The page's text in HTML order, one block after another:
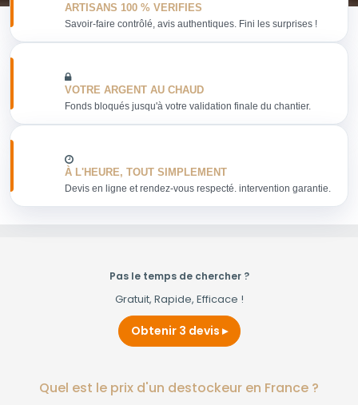
ARTISANS 100 % VERIFIES
Savoir-faire contrôlé, avis authentiques. Fini les surprises !
VOTRE ARGENT AU CHAUD
Fonds bloqués jusqu'à votre validation finale du chantier.
À L'HEURE, TOUT SIMPLEMENT
Devis en ligne et rendez-vous respecté. intervention garantie.
Pas le temps de chercher ?
Gratuit, Rapide, Efficace !
Obtenir 3 devis
Quel est le prix d'un destockeur en France ?